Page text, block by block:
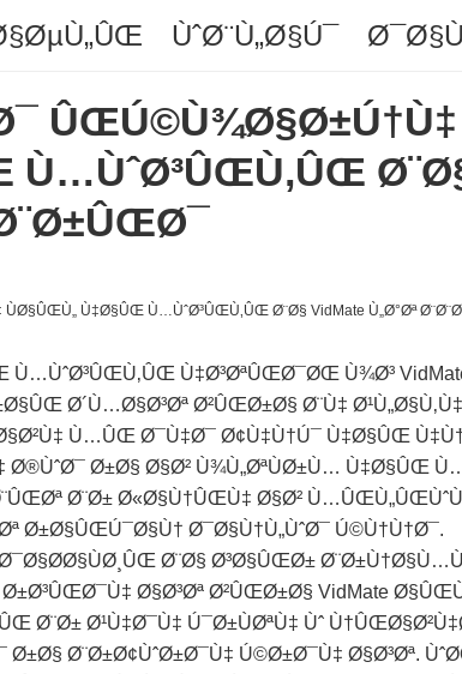
ÙˆØ¨Ù„Ø§Ú¯
ÛŒÚ©Ù¾Ø§Ø±Ú†Ù‡
Ù…ÙˆØ³ÛŒÙ‚ÛŒ
Ù…ÙˆØ³ÛŒÙ‚ÛŒ Ù‡Ø³ØªÛŒØ¯ØŒ Ù¾Ø³
Ø´Ù…Ø§Ø³Øª Ø²ÛŒØ±Ø§ Ø¨Ù‡
Ù…ÛŒ Ø¯Ù‡Ø¯ Ø¢Ù‡Ù†Ú¯ Ù‡Ø§ÛŒ
Ø®ÙˆØ¯ Ø±Ø§ Ø§Ø² Ù¾Ù„ØªÙØ±Ù… Ù‡Ø§ÛŒ
Ø¨Ø± Ø«Ø§Ù†ÛŒÙ‡ Ø§Ø²
Ø±Ø§ÛŒÚ¯Ø§Ù† Ø¯Ø§Ù†Ù„ÙˆØ¯ Ú©Ù†Ù†Ø¯.
Ø¨Ø§ Ø³Ø§ÛŒØ±
Ø±Ø³ÛŒØ¯Ù‡ Ø§Ø³Øª Ø²ÛŒØ±Ø§ VidMate
Ø¨Ø± Ø¹Ù‡Ø¯Ù‡ Ú¯Ø±ÙØªÙ‡ Ùˆ
Ø¨Ø±Ø¢ÙˆØ±Ø¯Ù‡ Ú©Ø±Ø¯Ù‡ Ø§Ø³Øª.